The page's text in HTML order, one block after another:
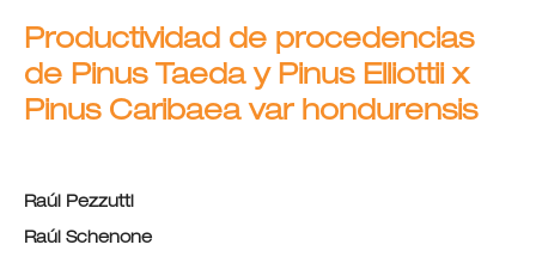
Productividad de procedencias
de Pinus Taeda y Pinus Elliottii x
Pinus Caribaea var hondurensis
Raúl Pezzutti
Raúl Schenone